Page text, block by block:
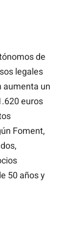
de
legales
aumenta un
euros
Foment,
50 años y